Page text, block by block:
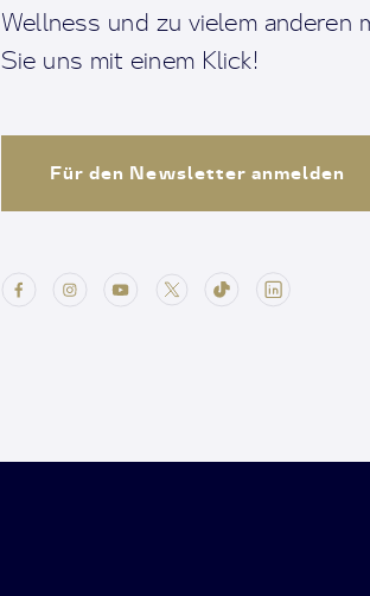
Wellness und zu vielem anderen
Sie uns mit einem Klick!
Für den Newsletter anmelden